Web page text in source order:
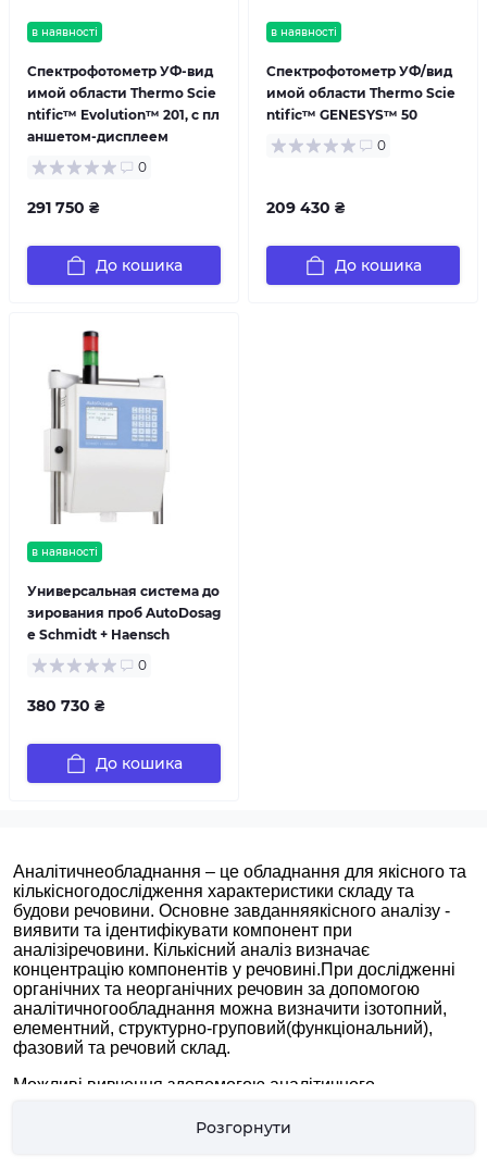
в наявності
Спектрофотометр УФ-вид
имой области Thermo Scie
ntific™ Evolution™ 201, с пл
аншетом-дисплеем
0
291 750 ₴
До кошика
в наявності
Спектрофотометр УФ/вид
имой области Thermo Scie
ntific™ GENESYS™ 50
0
209 430 ₴
До кошика
в наявності
Универсальная система до
зирования проб AutoDosag
e Schmidt + Haensch
0
380 730 ₴
До кошика
Аналітичнеобладнання – це обладнання для якісного та
кількісногодослідження характеристики складу та
будови речовини. Основне завданняякісного аналізу -
виявити та ідентифікувати компонент при
аналізіречовини. Кількісний аналіз визначає
концентрацію компонентів у речовині.При дослідженні
органічних та неорганічних речовин за допомогою
аналітичногообладнання можна визначити ізотопний,
елементний, структурно-груповий(функціональний),
фазовий та речовий склад.
Можливі вивчення здопомогою аналітичного
мікрохімічний аналіз (мікрооб'єкти)
Розгорнути